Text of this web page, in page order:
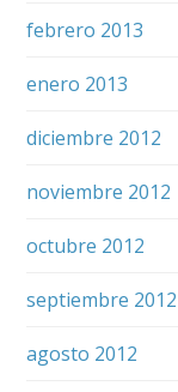
febrero 2013
enero 2013
diciembre 2012
noviembre 2012
octubre 2012
septiembre 2012
agosto 2012